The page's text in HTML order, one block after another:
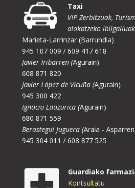
Taxi
VIP Zerbitzuak,
alokatzeko ibilgailuak
Marieta-Larrinzar (Barrundia)
945 107 009 / 609 417 618
Javier Iribarren (Agurain)
608 871 820
Javier López de Vicuña (Agurain)
945 300 422
Ignacio Lauzurica (Agurain)
680 871 559
Berastegui Juguera (Araia -
945 304 011 / 608 877 525
Guardiako
Kontsultatu